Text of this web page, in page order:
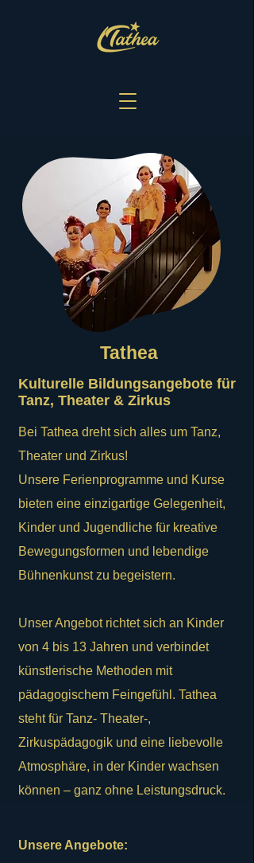
Tathea
Kulturelle Bildungsangebote für
Tanz, Theater & Zirkus
Bei Tathea dreht sich alles um Tanz,
Theater und Zirkus!
Unsere Ferienprogramme und Kurse
bieten eine einzigartige Gelegenheit,
Kinder und Jugendliche für kreative
Bewegungsformen und lebendige
Bühnenkunst zu begeistern.
Unser Angebot richtet sich an Kinder
von 4 bis 13 Jahren und verbindet
künstlerische Methoden mit
pädagogischem Feingefühl. Tathea
steht für Tanz- Theater-,
Zirkuspädagogik und eine liebevolle
Atmosphäre, in der Kinder wachsen
können – ganz ohne Leistungsdruck.
Unsere Angebote: